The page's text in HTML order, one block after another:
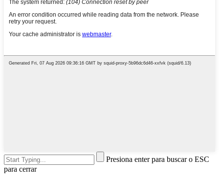
Presiona enter para buscar o ESC
para cerrar